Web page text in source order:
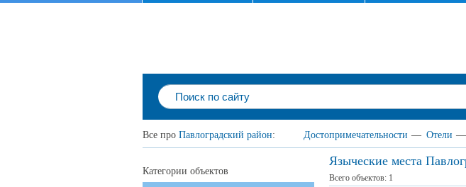
Все про Павлоградский район: Достопримечательности — Отели —
Языческие места
Всего объектов: 1
Категории объектов